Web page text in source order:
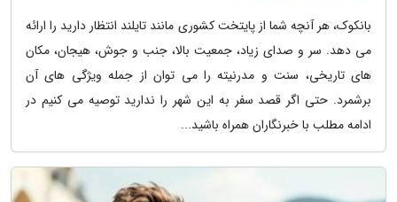
بانکوک، هر آنچه شما از پایتخت کشوری مانند تایلند انتظار دارید را ارائه
می دهد. سر و صدای زیاد، جمعیت بالا، جنب و جوش، هیجان، مکان
های تاریخی، سنت و مدرنیته را می توان از جمله ویژگی های آن
برشمرد. حتی اگر قصد سفر به این شهر را ندارید توصیه می کنیم در
ادامه مطلب با خبرنگاران همراه باشید...